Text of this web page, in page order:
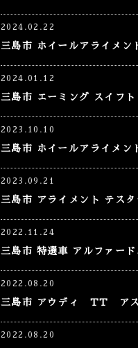
2024.02.22
三島市 ホイールアライメン
2024.01.12
三島市 エーミング スイフ
2023.10.10
三島市 ホイールアライメン
2023.09.21
三島市 アライメント テス
2022.11.24
三島市 特選車 アルファー
2022.08.20
三島市 アウディ TT ア
2022.08.20